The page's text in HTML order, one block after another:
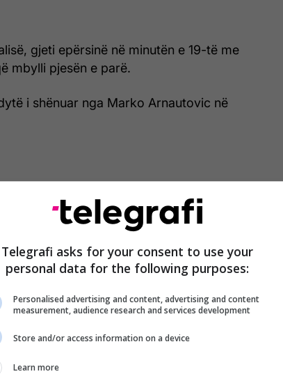
gjeti epërsinë në minutën e 19-të me
mbylli pjesën e parë.
i shënuar nga Marko Arnautovic në
Telegrafi asks for your consent to use your
personal data for the following purposes:
Personalised advertising and content, advertising and content
measurement, audience research and services development
Store and/or access information on a device
Learn more